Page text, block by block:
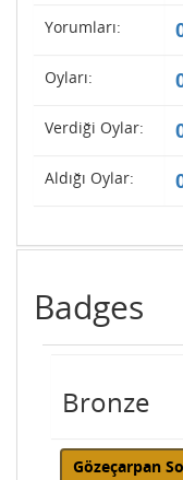
Yorumları:
Oyları:
Verdiği Oylar:
Aldığı Oylar:
Badges
Bronze
Gözeçarpan